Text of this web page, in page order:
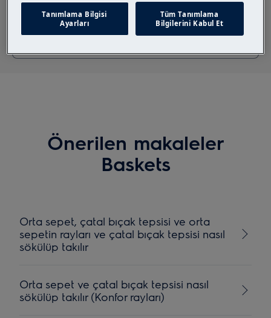
Destek makalelerimiz arasında arama yapın
Önerilen makaleler
Baskets
Orta sepet, çatal bıçak tepsisi ve orta
sepetin rayları ve çatal bıçak tepsisi nasıl
sökülüp takılır
Orta sepet ve çatal bıçak tepsisi nasıl
sökülüp takılır (Konfor rayları)
Tanımlama Bilgisi
Ayarları
Tüm Tanımlama
Bilgilerini Kabul Et